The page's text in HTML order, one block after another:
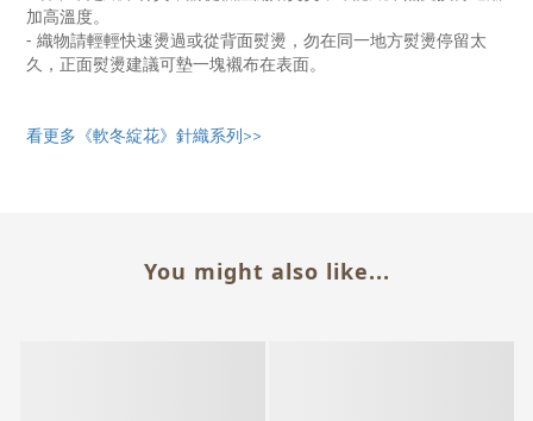
加高溫度。
- 織物請輕輕快速燙過或從背面熨燙，勿在同一地方熨燙停留太
久，正面熨燙建議可墊一塊襯布在表面。
看更多《軟冬綻花》針織系列>>
You might also like...